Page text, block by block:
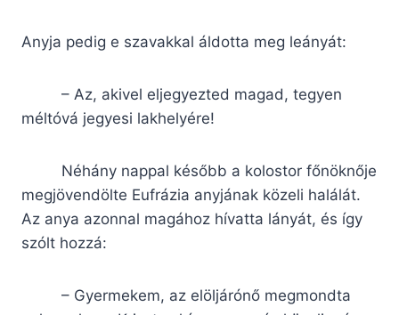
Anyja pedig e szavakkal áldotta meg leányát:
– Az, akivel eljegyezted magad, tegyen
méltóvá jegyesi lakhelyére!
Néhány nappal később a kolostor főnöknője
megjövendölte Eufrázia anyjának közeli halálát.
Az anya azonnal magához hívatta lányát, és így
szólt hozzá:
– Gyermekem, az elöljárónő megmondta